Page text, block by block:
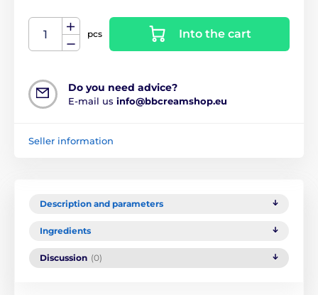
pcs Into the cart
Do you need advice?
E-mail us info@bbcreamshop.eu
Seller information
Description and parameters
Ingredients
Discussion (0)